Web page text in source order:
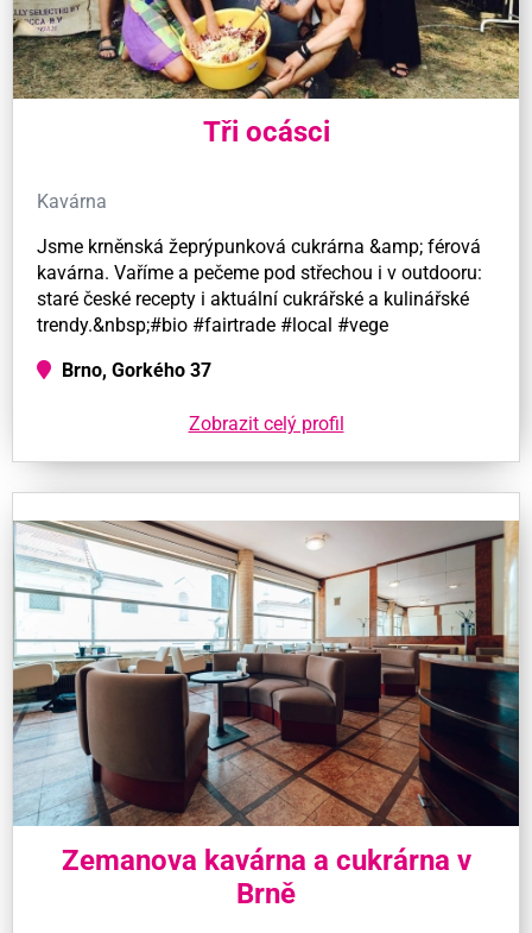
Tři ocásci
Kavárna
Jsme krněnská žeprýpunková cukrárna &amp; férová
kavárna. Vaříme a pečeme pod střechou i v outdooru:
staré české recepty i aktuální cukrářské a kulinářské
trendy.&nbsp;#bio #fairtrade #local #vege
Brno, Gorkého 37
Zobrazit celý profil
Zemanova kavárna a cukrárna v
Brně